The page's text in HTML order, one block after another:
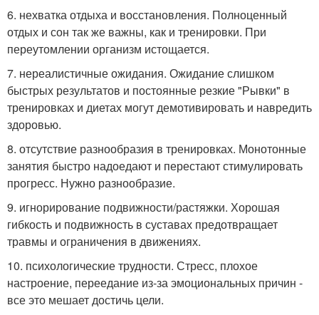
6. нехватка отдыха и восстановления. Полноценный
отдых и сон так же важны, как и тренировки. При
переутомлении организм истощается.
7. нереалистичные ожидания. Ожидание слишком
быстрых результатов и постоянные резкие "Рывки" в
тренировках и диетах могут демотивировать и навредить
здоровью.
8. отсутствие разнообразия в тренировках. Монотонные
занятия быстро надоедают и перестают стимулировать
прогресс. Нужно разнообразие.
9. игнорирование подвижности/растяжки. Хорошая
гибкость и подвижность в суставах предотвращает
травмы и ограничения в движениях.
10. психологические трудности. Стресс, плохое
настроение, переедание из-за эмоциональных причин -
все это мешает достичь цели.